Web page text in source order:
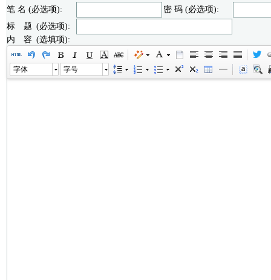
笔 名 (必选项):
密 码 (必选项):
标 题 (必选项):
内 容 (选填项):
字体 字号